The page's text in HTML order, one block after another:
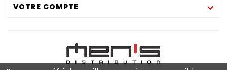
VOTRE COMPTE 